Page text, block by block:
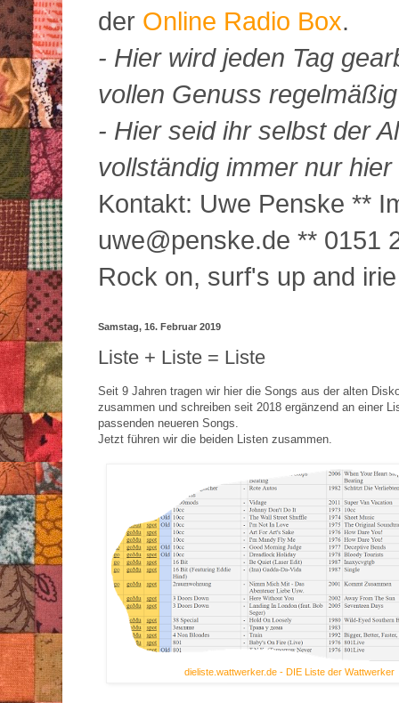
der Online Radio Box.
- Hier wird jeden Tag
vollen Genuss
- Hier seid ihr selbst der
vollständig immer nur
Kontakt: Uwe Penske **
uwe@penske.de ** 0151
Rock on, surf's up and
Samstag, 16. Februar 2019
Liste + Liste = Liste
Seit 9 Jahren tragen wir hier die Songs aus der alten
zusammen und schreiben seit 2018 ergänzend an einer
passenden neueren Songs.
Jetzt führen wir die beiden Listen zusammen.
dieliste.wattwerker.de - DIE Liste der Wattwerker